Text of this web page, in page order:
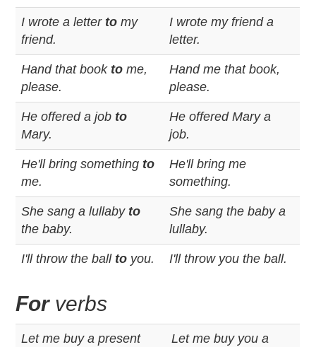
I wrote a letterto my
friend.
I wrote my friend a
letter.
Hand that bookto me,
please.
Hand me that book,
please.
He offered a jobto
Mary.
He offered Mary a
job.
He'll bring somethingto
me.
He'll bring me
something.
She sang a lullabyto
the baby.
She sang the baby a
lullaby.
I'll throw the ballto you. I'll throw you the ball.
Forverbs
Let me buy a present Let me buy you a